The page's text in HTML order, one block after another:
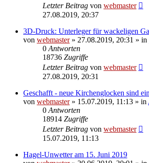
Letzter Beitrag von webmaster
27.08.2019, 20:37
3D-Druck: Unterleger für wackeligen
von webmaster» 27.08.2019, 20:31 » in
0 Antworten
18736 Zugriffe
Letzter Beitrag von webmaster
27.08.2019, 20:31
Geschafft - neue Kirchenglocken sind
von webmaster» 15.07.2019, 11:13 » in
0 Antworten
18914 Zugriffe
Letzter Beitrag von webmaster
15.07.2019, 11:13
Hagel-Unwetter am 15. Juni 2019